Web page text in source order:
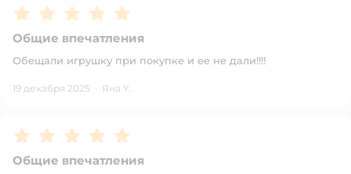
Рейтинг:5
Общие впечатления
Обещали игрушку при покупке и ее не дали!!!!
19 декабря 2025 · Яна Y.
Рейтинг:5
Общие впечатления